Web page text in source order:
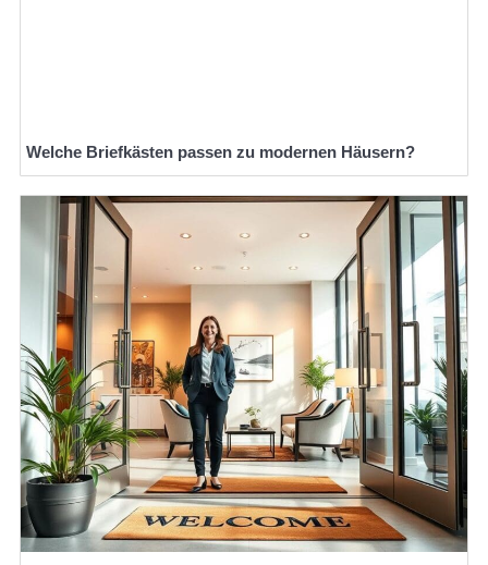
Welche Briefkästen passen zu modernen Häusern?